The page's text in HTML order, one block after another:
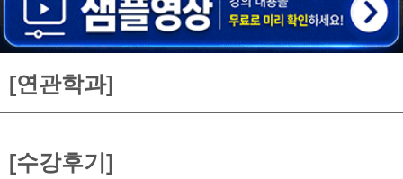
[연관학과]
[수강후기]